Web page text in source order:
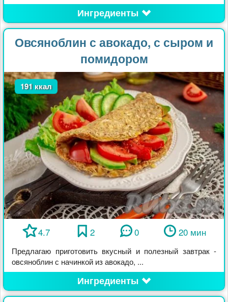
Ингредиенты
Овсяноблин с авокадо, с сыром и
помидором
191 ккал
4.7 2 0 20 мин
Предлагаю приготовить вкусный и полезный завтрак -
овсяноблин с начинкой из авокадо, ...
Ингредиенты